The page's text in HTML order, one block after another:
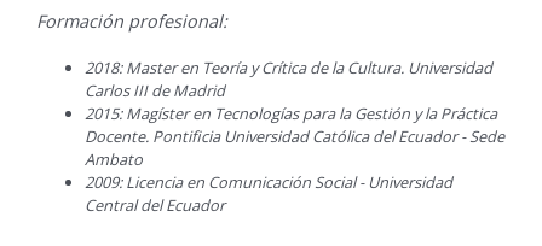
Formación profesional:
2018: Master en Teoría y Crítica de la Cultura. Universidad
Carlos III de Madrid
2015: Magíster en Tecnologías para la Gestión y la Práctica
Docente. Pontificia Universidad Católica del Ecuador - Sede
Ambato
2009: Licencia en Comunicación Social - Universidad
Central del Ecuador